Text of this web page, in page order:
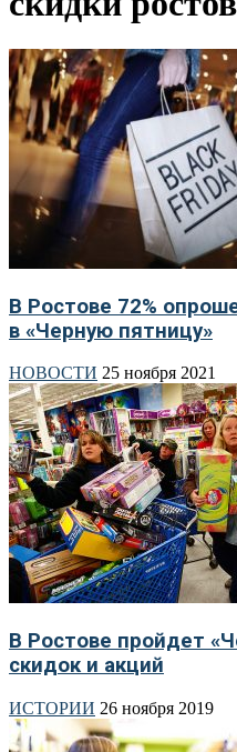
В Ростове 72%
в «Черную пятницу»
НОВОСТИ 25 ноября 2021
В Ростове пройдет
скидок и акций
ИСТОРИИ 26 ноября 2019